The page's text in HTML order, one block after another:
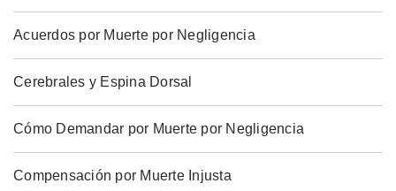
Acuerdos por Muerte por Negligencia
Cerebrales y Espina Dorsal
Cómo Demandar por Muerte por Negligencia
Compensación por Muerte Injusta